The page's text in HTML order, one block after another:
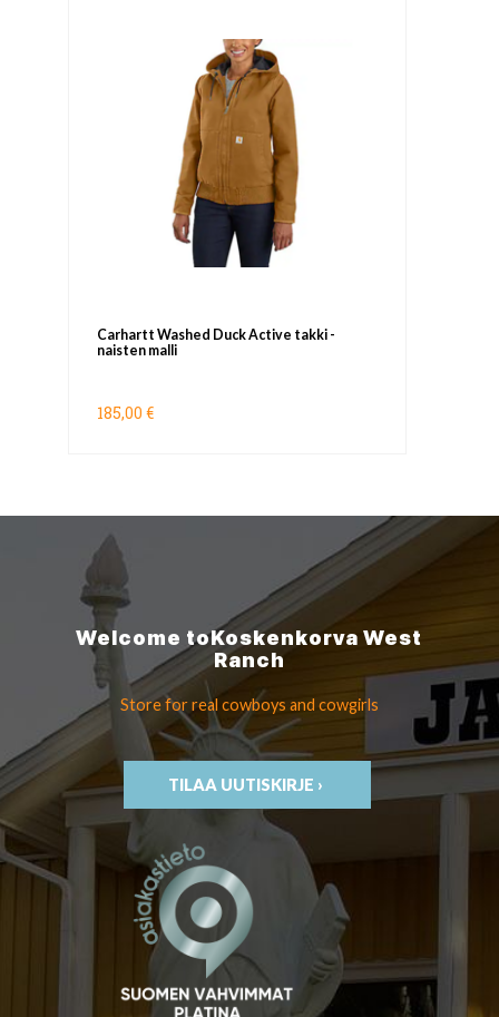
Carhartt Washed Duck Active takki -
naisten malli
185,00 €
Welcome toKoskenkorvaWest
Ranch
Store for real cowboys and cowgirls
TILAA UUTISKIRJE ›